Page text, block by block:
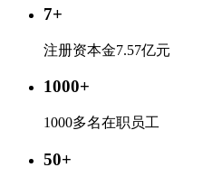
7+
注册资本金7.57亿元
1000+
1000多名在职员工
50+